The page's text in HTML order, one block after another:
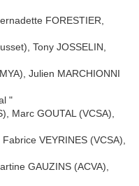
FORESTIER,
Tony JOSSELIN,
Julien MARCHIONNI
"
Marc GOUTAL (VCSA),
VEYRINES (VCSA),
GAUZINS (ACVA),